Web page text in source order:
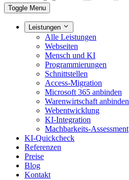
Toggle Menu
Leistungen
Alle Leistungen
Webseiten
Mensch und KI
Programmierungen
Schnittstellen
Access-Migration
Microsoft 365 anbinden
Warenwirtschaft anbinden
Webentwicklung
KI-Integration
Machbarkeits-Assessment
KI-Quickcheck
Referenzen
Preise
Blog
Kontakt